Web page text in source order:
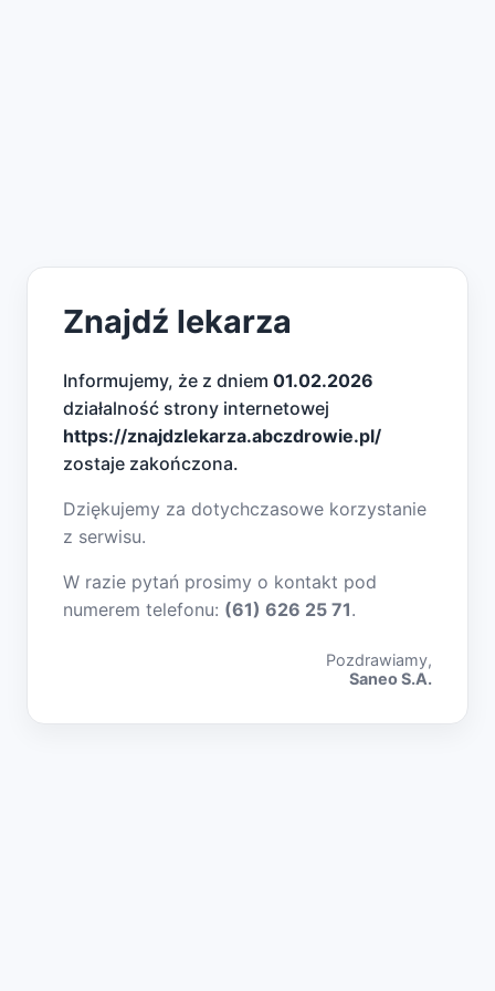
Znajdź lekarza
Informujemy, że z dniem 01.02.2026
działalność strony internetowej
https://znajdzlekarza.abczdrowie.pl/
zostaje zakończona.
Dziękujemy za dotychczasowe korzystanie
z serwisu.
W razie pytań prosimy o kontakt pod
numerem telefonu: (61) 626 25 71.
Pozdrawiamy,
Saneo S.A.